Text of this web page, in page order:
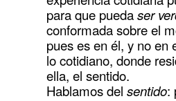
para que puedaser
conformada sobre el
pues es en él, y no en
lo cotidiano, donde
ella, el sentido.
Hablamos del sentido: